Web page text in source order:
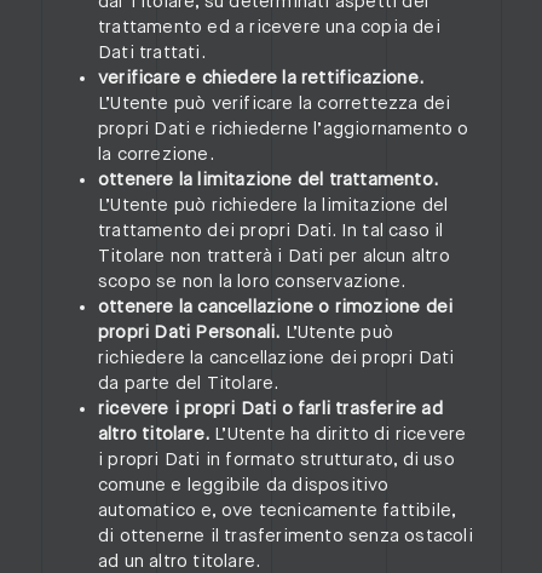
trattamento ed a ricevere una copia dei
Dati trattati.
verificare e chiedere la rettificazione.
L’Utente può verificare la correttezza dei
propri Dati e richiederne l’aggiornamento o
la correzione.
ottenere la limitazione del trattamento.
L’Utente può richiedere la limitazione del
trattamento dei propri Dati. In tal caso il
Titolare non tratterà i Dati per alcun altro
scopo se non la loro conservazione.
ottenere la cancellazione o rimozione dei
propri Dati Personali. L’Utente può
richiedere la cancellazione dei propri Dati
da parte del Titolare.
ricevere i propri Dati o farli trasferire ad
altro titolare.L’Utente ha diritto di ricevere
i propri Dati in formato strutturato, di uso
comune e leggibile da dispositivo
automatico e, ove tecnicamente fattibile,
di ottenerne il trasferimento senza ostacoli
ad un altro titolare.